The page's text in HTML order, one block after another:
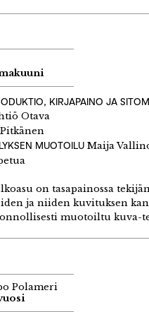
KIRJAPAINO JA
Otava
MUOTOILU Maija
on tasapainossa
ja niiden kuvituksen
muotoiltu kuva-
Polameri